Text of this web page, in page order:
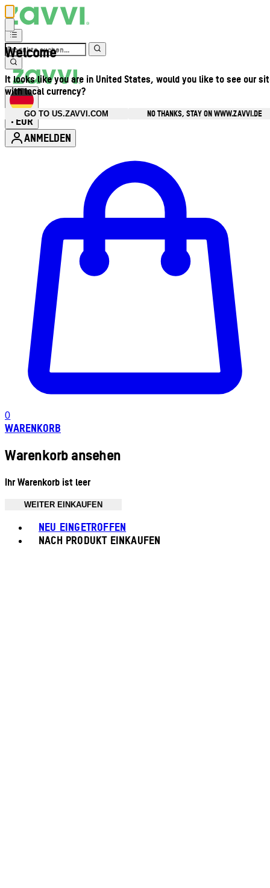
Welcome
It looks like you are in United States, would you like to see our
with local currency?
GO TO US.ZAVVI.COM
NO THANKS, STAY ON WWW.ZAVVI.DE
• EUR
ANMELDEN
0
WARENKORB
Warenkorb ansehen
Ihr Warenkorb ist leer
WEITER EINKAUFEN
NEU EINGETROFFEN
NACH PRODUKT EINKAUFEN